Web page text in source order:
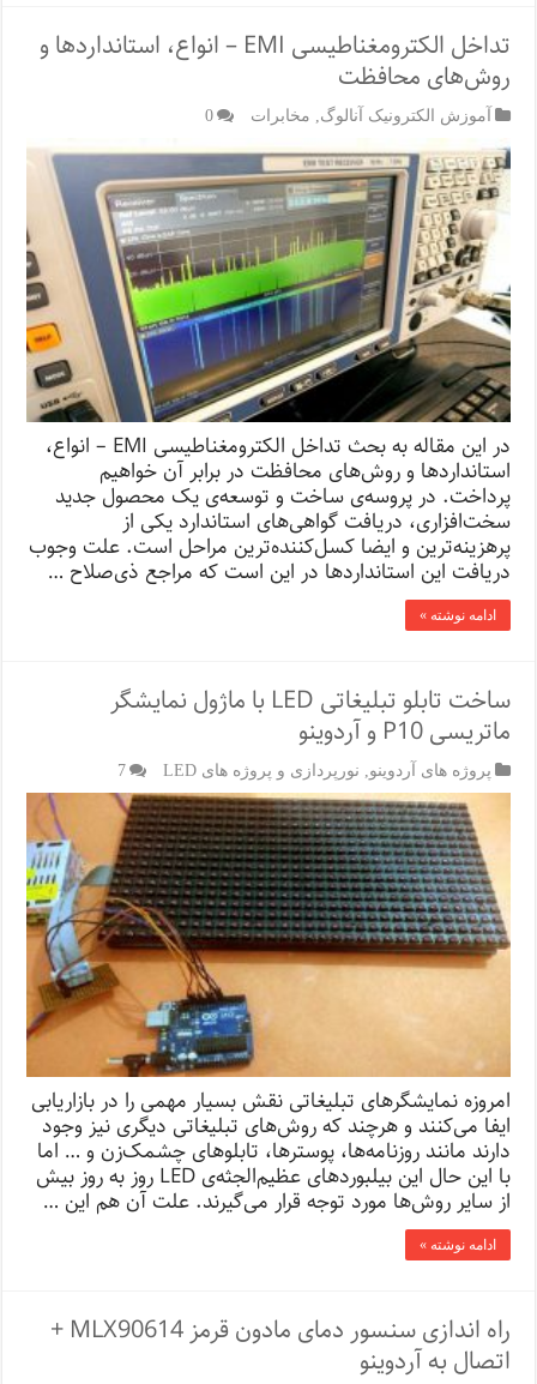
تداخل الکترومغناطیسی EMI – انواع، استاندارد‌ها و
روش‌های محافظت
آموزش الکترونیک آنالوگ مخابرات 0
در این مقاله به بحث تداخل الکترومغناطیسی EMI – انواع،
استاندارد‌ها و روش‌های محافظت در برابر آن خواهیم
پرداخت. در پروسه‌ی ساخت و توسعه‌ی یک محصول جدید
سخت‌افزاری، دریافت گواهی‌های استاندارد یکی از
پرهزینه‌ترین و ایضا کسل‌کننده‌ترین مراحل است. علت وجوب
دریافت این استانداردها در این است که مراجع ذی‌صلاح …
ادامه نوشته »
ساخت تابلو تبلیغاتی LED با ماژول نمایشگر
ماتریسی P10 و آردوینو
پروژه های آردوینو نورپردازی و پروژه های LED 7
امروزه نمایشگرهای تبلیغاتی نقش بسیار مهمی را در بازاریابی
ایفا می‌کنند و هرچند که روش‌های تبلیغاتی دیگری نیز وجود
دارند مانند روزنامه‌ها، پوسترها، تابلوهای چشمک‌زن و … اما
با این حال این بیلبوردهای عظیم‌الجثه‌ی LED روز به روز بیش
از سایر روش‌ها مورد توجه قرار می‌گیرند. علت آن هم این …
ادامه نوشته »
راه اندازی سنسور دمای مادون قرمز MLX90614 +
اتصال به آردوینو